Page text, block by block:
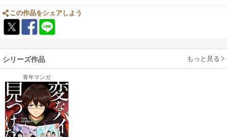
この作品をシェアしよう
シリーズ作品 もっと見る
青年マンガ